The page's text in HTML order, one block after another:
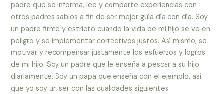
padre que se informa, lee y comparte experiencias con
otros padres sabios a fin de ser mejor guía día con día. Soy
un padre firme y estricto cuando la vida de mi hijo se ve en
peligro y se implementar correctivos justos. Así mismo, se
motivar y recompensar justamente los esfuerzos y logros
de mi hijo. Soy un padre que le enseña a pescar a su hijo
diariamente. Soy un papa que enseña con el ejemplo, así
que yo soy un ser con las cualidades siguientes: